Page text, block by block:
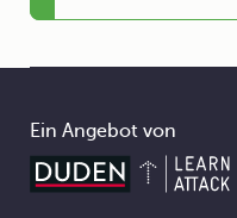
Ein Angebot von